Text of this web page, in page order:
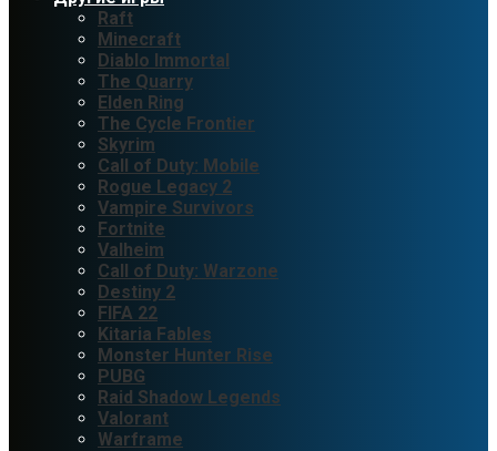
Raft
Minecraft
Diablo Immortal
The Quarry
Elden Ring
The Cycle Frontier
Skyrim
Call of Duty: Mobile
Rogue Legacy 2
Vampire Survivors
Fortnite
Valheim
Call of Duty: Warzone
Destiny 2
FIFA 22
Kitaria Fables
Monster Hunter Rise
PUBG
Raid Shadow Legends
Valorant
Warframe